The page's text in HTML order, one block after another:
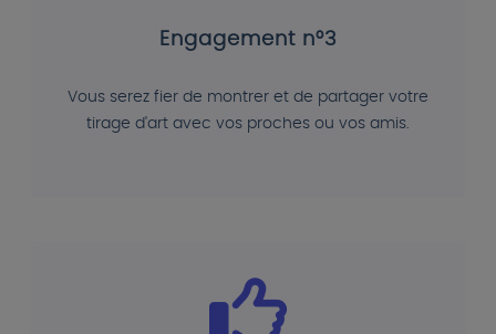
Engagement n°3
Vous serez fier de montrer et de partager votre
tirage d'art avec vos proches ou vos amis.